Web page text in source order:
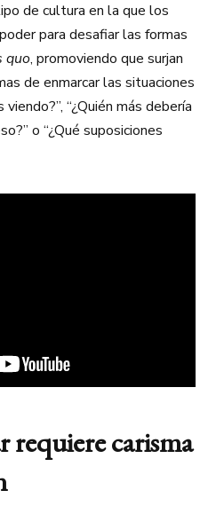
de cultura en la que los
para desafiar las formas
quo, promoviendo que surjan
de enmarcar las situaciones
“¿Quién más debería
o “¿Qué suposiciones
carisma